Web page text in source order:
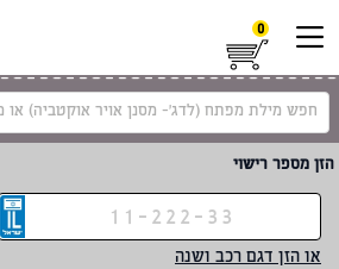
0
הזן מספר רישוי
או הזן דגם רכב ושנה